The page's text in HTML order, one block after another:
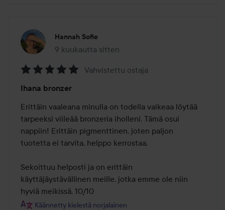
Hannah Sofie
9 kuukautta sitten
Viesti luotiin 9 kuukautta sitten
5
/
5
Vahvistettu ostaja
Ihana bronzer
Erittäin vaaleana minulla on todella vaikeaa löytää
tarpeeksi viileää bronzeria iholleni. Tämä osui
nappiin! Erittäin pigmenttinen, joten paljon
tuotetta ei tarvita, helppo kerrostaa.
Sekoittuu helposti ja on erittäin
käyttäjäystävällinen meille, jotka emme ole niin
hyviä meikissä. 10/10
Käännetty kielestä norjalainen